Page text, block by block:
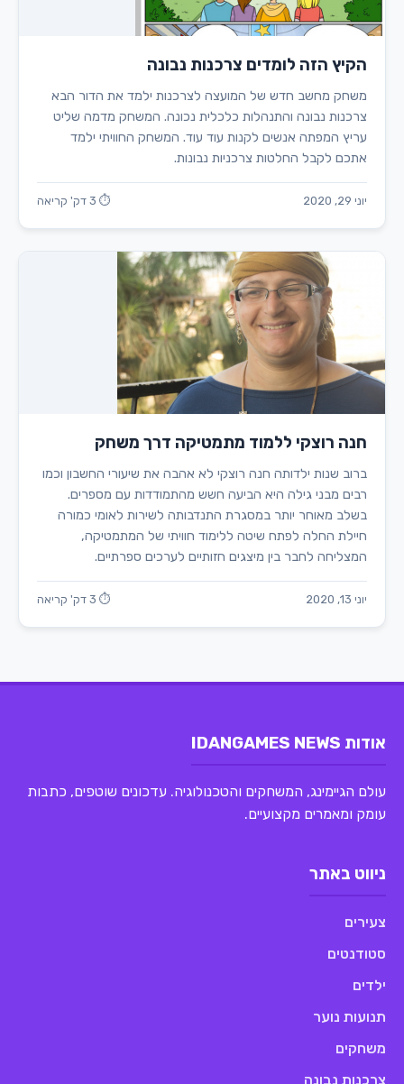
הקיץ הזה לומדים צרכנות נבונה
משחק מחשב חדש של המועצה לצרכנות ילמד את הדור הבא
צרכנות נבונה והתנהלות כלכלית נכונה. המשחק מדמה שליט
עריץ המפתה אנשים לקנות עוד עוד. המשחק החוויתי ילמד
אתכם לקבל החלטות צרכניות נבונות.
יוני 29, 2020 ⏱ 3 דק' קריאה
חנה רוצקי ללמוד מתמטיקה דרך משחק
ברוב שנות ילדותה חנה רוצקי לא אהבה את שיעורי החשבון וכמו
רבים מבני גילה היא הביעה חשש מהתמודדות עם מספרים.
בשלב מאוחר יותר במסגרת התנדבותה לשירות לאומי כמורה
חיילת החלה לפתח שיטה ללימוד חוויתי של המתמטיקה,
המצליחה לחבר בין מיצגים חזותיים לערכים ספרתיים.
יוני 13, 2020 ⏱ 3 דק' קריאה
אודות IDANGAMES NEWS
עולם הגיימינג, המשחקים והטכנולוגיה. עדכונים שוטפים, כתבות
עומק ומאמרים מקצועיים.
ניווט באתר
צעירים
סטודנטים
ילדים
תנועות נוער
משחקים
צרכנות נבונה